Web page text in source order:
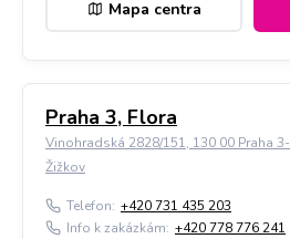
Mapa centra
Praha 3, Flora
Vinohradská 2828/151, 130 00 Praha 3-
Žižkov
Telefon: +420 731 435 203
Info k zakázkám: +420 778 776 241